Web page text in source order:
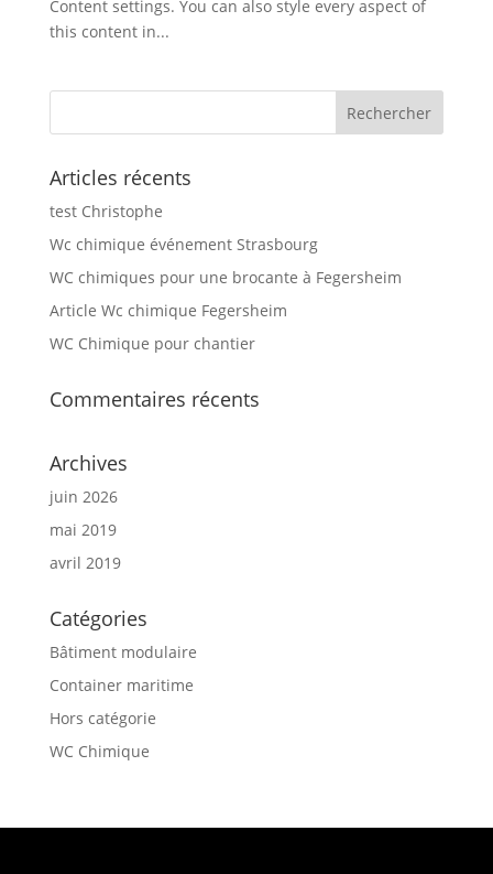
Content settings. You can also style every aspect of
this content in...
Articles récents
test Christophe
Wc chimique événement Strasbourg
WC chimiques pour une brocante à Fegersheim
Article Wc chimique Fegersheim
WC Chimique pour chantier
Commentaires récents
Archives
juin 2026
mai 2019
avril 2019
Catégories
Bâtiment modulaire
Container maritime
Hors catégorie
WC Chimique